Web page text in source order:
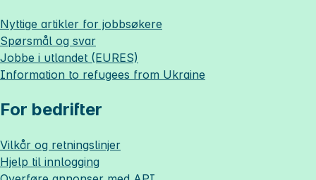
Nyttige artikler for jobbsøkere
Spørsmål og svar
Jobbe i utlandet (EURES)
Information to refugees from Ukraine
For bedrifter
Vilkår og retningslinjer
Hjelp til innlogging